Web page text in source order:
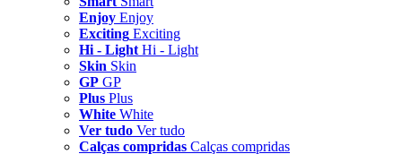
Enjoy Enjoy
Exciting Exciting
Hi - Light Hi - Light
Skin Skin
GP GP
Plus Plus
White White
Ver tudo Ver tudo
Calças compridas Calças compridas